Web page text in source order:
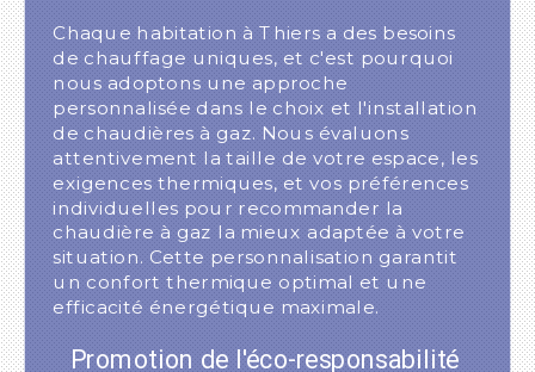
Chaque habitation à Thiers a des besoins
de chauffage uniques, et c'est pourquoi
nous adoptons une approche
personnalisée dans le choix et l'installation
de chaudières à gaz. Nous évaluons
attentivement la taille de votre espace, les
exigences thermiques, et vos préférences
individuelles pour recommander la
chaudière à gaz la mieux adaptée à votre
situation. Cette personnalisation garantit
un confort thermique optimal et une
efficacité énergétique maximale.
Promotion de l'éco-responsabilité